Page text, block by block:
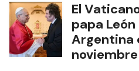
El
papa
Argentina
noviembre